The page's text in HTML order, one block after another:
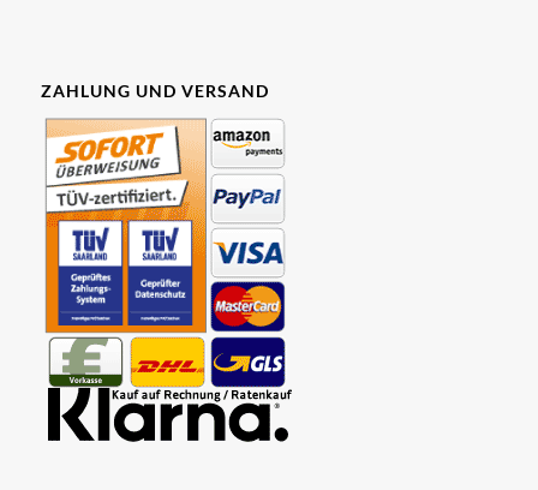
ZAHLUNG UND VERSAND